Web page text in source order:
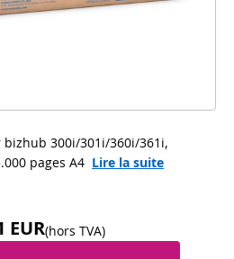
300i/301i/360i/361i,
pages A4 Lire la suite
EUR(hors TVA)